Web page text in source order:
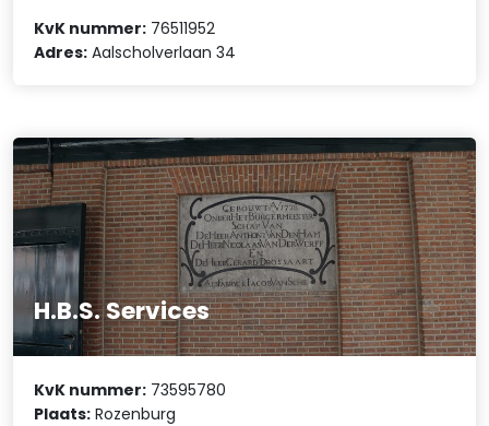
KvK nummer: 76511952
Adres: Aalscholverlaan 34
H.B.S. Services
KvK nummer: 73595780
Plaats: Rozenburg